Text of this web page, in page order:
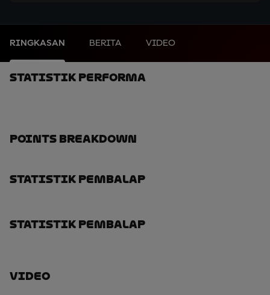
RINGKASAN BERITA VIDEO
Statistik Performa
Points Breakdown
Statistik Pembalap
Statistik Pembalap
Video